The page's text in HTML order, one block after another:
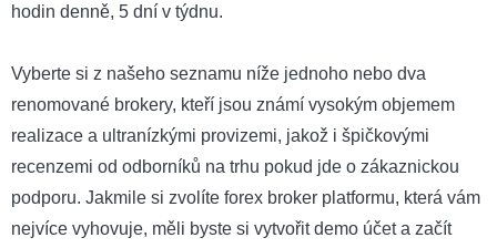
hodin denně, 5 dní v týdnu.
Vyberte si z našeho seznamu níže jednoho nebo dva
renomované brokery, kteří jsou známí vysokým objemem
realizace a ultranízkými provizemi, jakož i špičkovými
recenzemi od odborníků na trhu pokud jde o zákaznickou
podporu. Jakmile si zvolíte forex broker platformu, která vám
nejvíce vyhovuje, měli byste si vytvořit demo účet a začít